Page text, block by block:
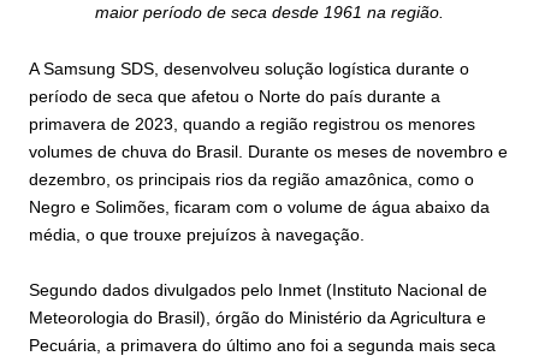
maior período de seca desde 1961 na região.
A Samsung SDS, desenvolveu solução logística durante o
período de seca que afetou o Norte do país durante a
primavera de 2023, quando a região registrou os menores
volumes de chuva do Brasil. Durante os meses de novembro e
dezembro, os principais rios da região amazônica, como o
Negro e Solimões, ficaram com o volume de água abaixo da
média, o que trouxe prejuízos à navegação.
Segundo dados divulgados pelo Inmet (Instituto Nacional de
Meteorologia do Brasil), órgão do Ministério da Agricultura e
Pecuária, a primavera do último ano foi a segunda mais seca